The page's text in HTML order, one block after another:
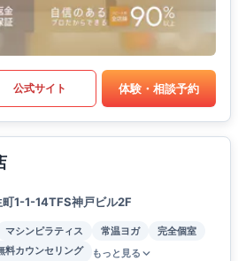
公式サイト 体験・相談予約
1-1-14TFS神戸ビル2F
マシンピラティス 常温ヨガ
完全個室
料カウンセリング もっと見る